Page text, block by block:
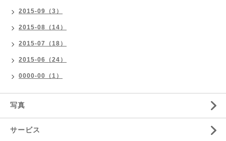
2015-09（3）
2015-08（14）
2015-07（18）
2015-06（24）
0000-00（1）
写真
サービス